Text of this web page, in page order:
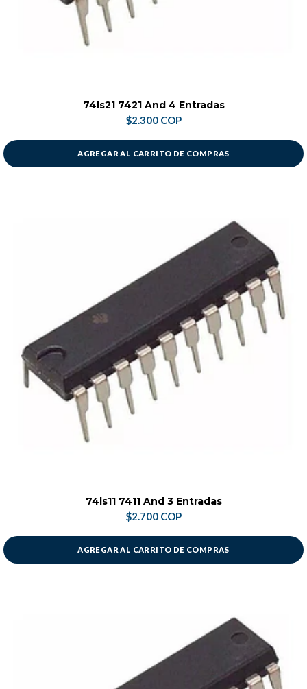
74ls21 7421 And 4 Entradas
$2.300 COP
AGREGAR AL CARRITO DE COMPRAS
74ls11 7411 And 3 Entradas
$2.700 COP
AGREGAR AL CARRITO DE COMPRAS